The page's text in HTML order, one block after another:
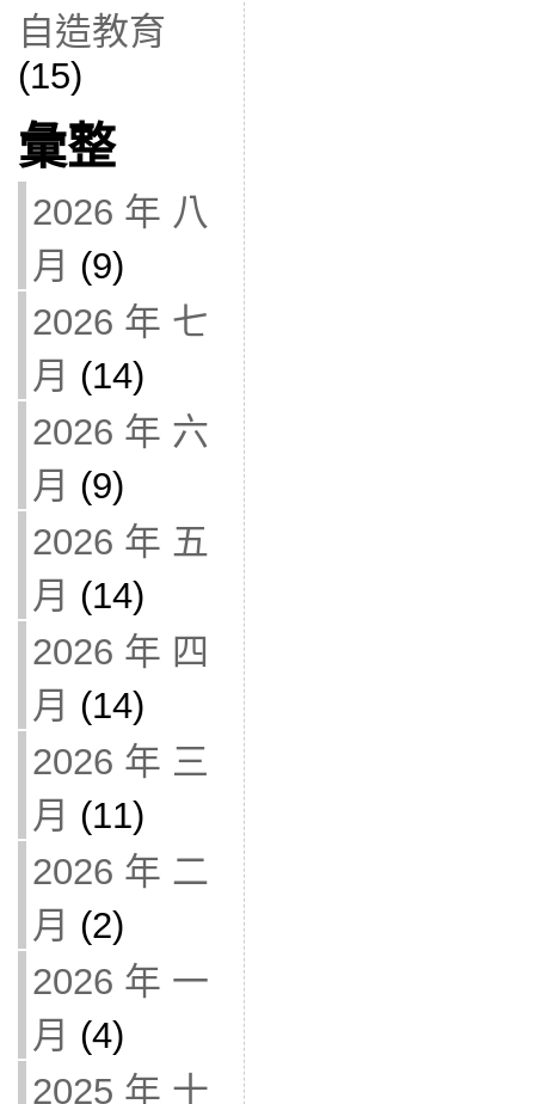
自造教育
(15)
彙整
2026 年 八
月 (9)
2026 年 七
月 (14)
2026 年 六
月 (9)
2026 年 五
月 (14)
2026 年 四
月 (14)
2026 年 三
月 (11)
2026 年 二
月 (2)
2026 年 一
月 (4)
2025 年 十